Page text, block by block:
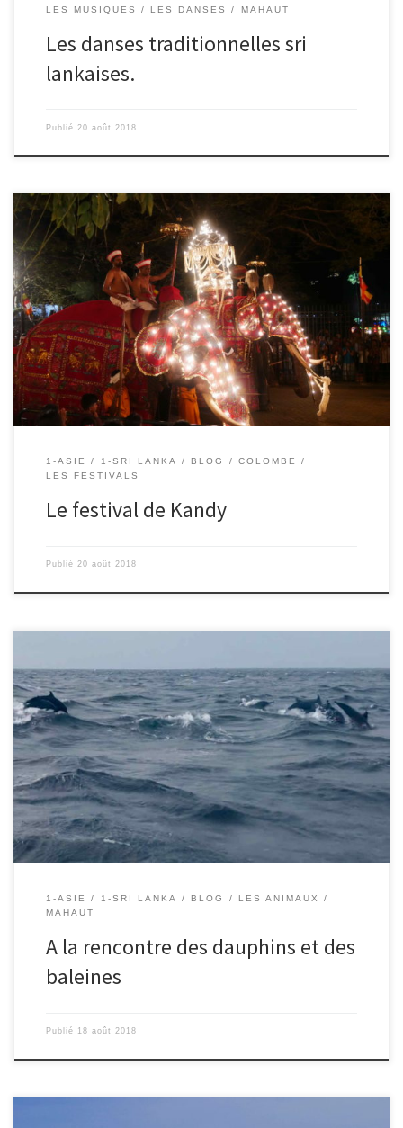
LES MUSIQUES / LES DANSES MAHAUT
Les danses traditionnelles sri
lankaises.
Publié 20 août 2018
19/08/2018 – Colombe A Kandy, un ancien palais royal sert
maintenant de temple qui abrite une dent de Bouddha. C’est un
lieu de pèlerinage important pour les bouddhistes. A toutes les
pleines lunes, il y a une fête, mais une fois par an (en ce moment),
il y a un […]
1-ASIE 1-SRI LANKA BLOG
COLOMBE
LES FESTIVALS
Le festival de Kandy
Publié 20 août 2018
18/08/2018 – Mahaut Aujourd’hui, on est parti en bateau à 6h du
matin pour aller voir les dauphins et les baleines. Il y avait de
grosses vagues et je me suis faite éclabousser plein de fois. Quand
je suis rentrée, j’étais toute mouillée. Il y avait beaucoup de
bateaux et […]
1-ASIE 1-SRI LANKA BLOG
LES ANIMAUX
MAHAUT
A la rencontre des dauphins et des
baleines
Publié 18 août 2018